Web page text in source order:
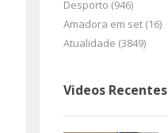
Desporto (946)
Amadora em set (16)
Atualidade (3849)
Videos Recentes